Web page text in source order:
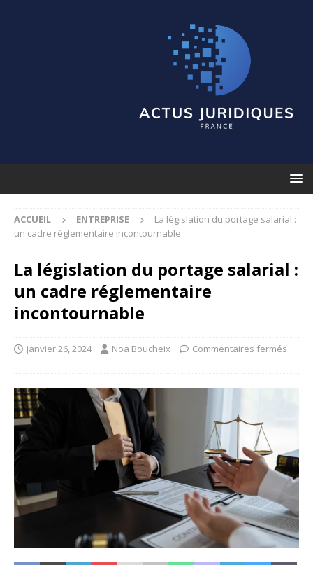
ACCUEIL ENTREPRISE
La législation du portage salarial :
un cadre réglementaire incontournable
La législation du portage salarial :
un cadre réglementaire
incontournable
janvier 26, 2024 Noa Boucheix Commentaires fermés